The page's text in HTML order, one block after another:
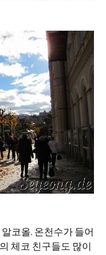
코올. 온천수가 들어
체코 친구들도 많이